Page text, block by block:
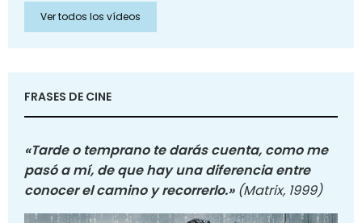
Ver todos los vídeos
FRASES DE CINE
«Tarde o temprano te darás cuenta, como me
pasó a mí, de que hay una diferencia entre
conocer el camino y recorrerlo.» (Matrix, 1999)